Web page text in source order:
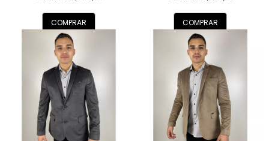
COMPRAR COMPRAR